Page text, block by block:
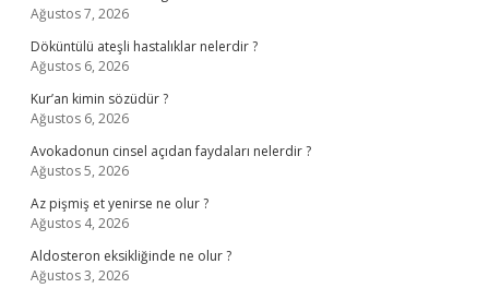
Ağustos 7, 2026
Döküntülü ateşli hastalıklar nelerdir ?
Ağustos 6, 2026
Kur’an kimin sözüdür ?
Ağustos 6, 2026
Avokadonun cinsel açıdan faydaları nelerdir ?
Ağustos 5, 2026
Az pişmiş et yenirse ne olur ?
Ağustos 4, 2026
Aldosteron eksikliğinde ne olur ?
Ağustos 3, 2026